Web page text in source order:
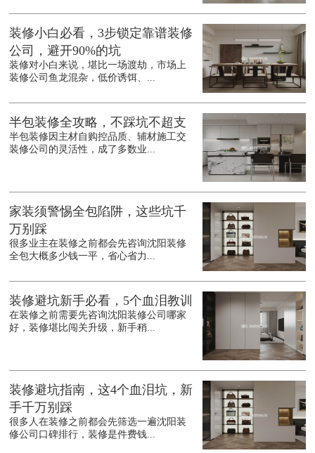
装修小白必看，3步锁定靠谱装修
公司，避开90%的坑
装修对小白来说，堪比一场渡劫，市场上
装修公司鱼龙混杂，低价诱饵、...
半包装修全攻略，不踩坑不超支
半包装修因主材自购控品质、辅材施工交
装修公司的灵活性，成了多数业...
家装须警惕全包陷阱，这些坑千
万别踩
很多业主在装修之前都会先咨询沈阳装修
全包大概多少钱一平，省心省力...
装修避坑新手必看，5个血泪教训
在装修之前需要先咨询沈阳装修公司哪家
好，装修堪比闯关升级，新手稍...
装修避坑指南，这4个血泪坑，新
手千万别踩
很多人在装修之前都会先筛选一遍沈阳装
修公司口碑排行，装修是件费钱...